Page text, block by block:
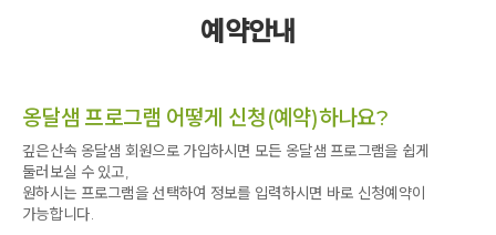
예약안내
옹달샘 프로그램 어떻게 신청(예약)하나요?
깊은산속 옹달샘 회원으로 가입하시면 모든 옹달샘 프로그램을 쉽게
둘러보실 수 있고,
원하시는 프로그램을 선택하여 정보를 입력하시면 바로 신청예약이
가능합니다.